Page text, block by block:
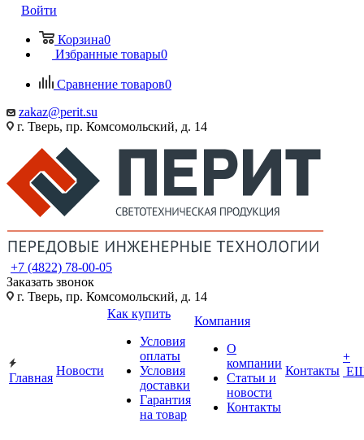
Войти
Корзина0
Избранные товары0
Сравнение товаров0
zakaz@perit.su
г. Тверь, пр. Комсомольский, д. 14
+7 (4822) 78-00-05
Заказать звонок
г. Тверь, пр. Комсомольский, д. 14
Главная
Новости
Как купить
Условия
оплаты
Условия
доставки
Гарантия
на товар
Компания
О
компании
Статьи и
новости
Контакты
Контакты
+